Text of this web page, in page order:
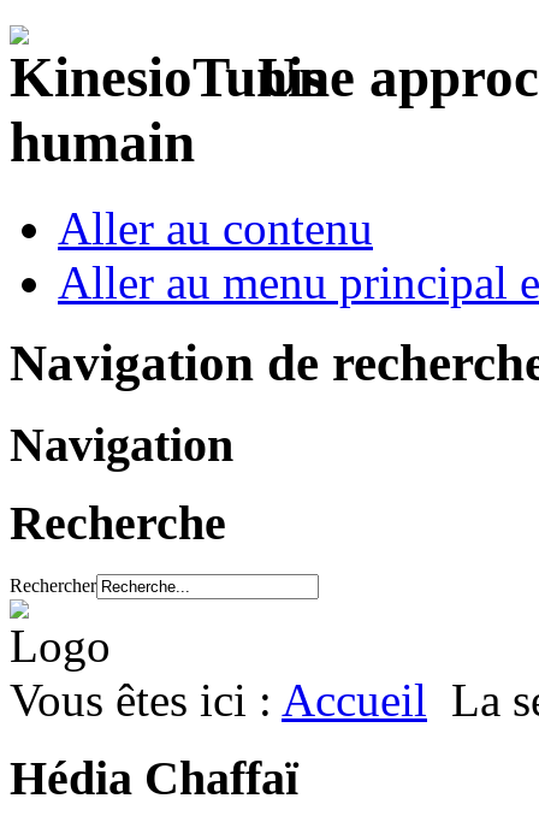
Une
humain
Aller au contenu
Aller au menu principal
Navigation de
Navigation
Recherche
Rechercher
Vous êtes ici : Accueil La
Hédia Chaffaï